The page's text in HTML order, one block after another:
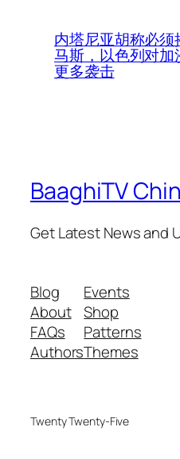
内塔尼亚胡称必须
马斯，以色列对加
更多袭击
BaaghiTV
Get Latest News and
Blog
About
FAQs
Authors
Events
Shop
Patterns
Themes
Twenty Twenty-Five